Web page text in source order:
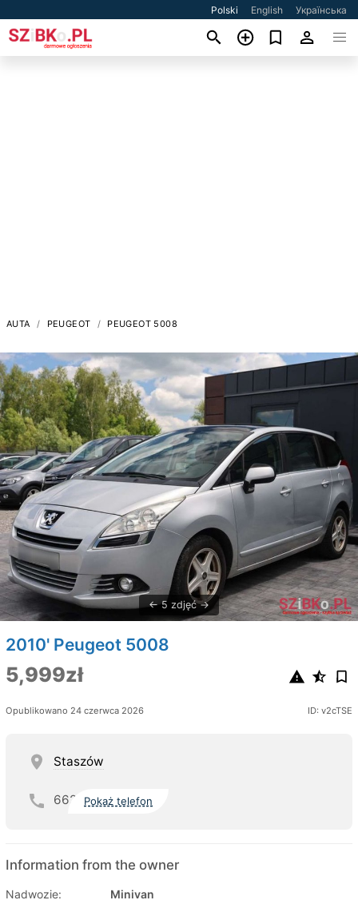
Polski English Українська
AUTA PEUGEOT PEUGEOT 5008
5 zdjęć
2010' Peugeot 5008
5,999zł
Opublikowano 24 czerwca 2026 ID: v2cTSE
Staszów
662 Pokaż telefon
Information from the owner
Nadwozie:
Minivan